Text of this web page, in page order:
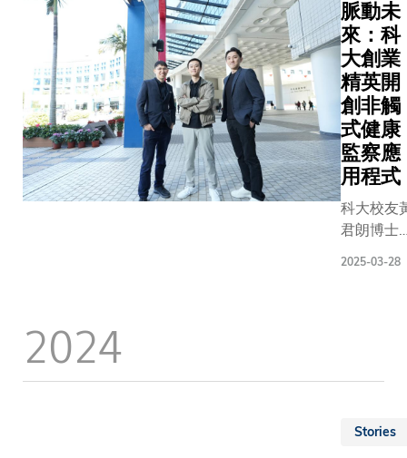
but also
own
脈動未
來：科
大創業
精英開
創非觸
式健康
監察應
用程式
科大校友
君朗博士
己在學時
人積極推
2025-03-28
2024
Stories